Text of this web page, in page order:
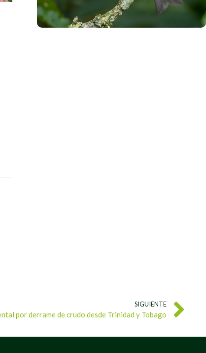
SIGUIENTE
por derrame de crudo desde Trinidad y Tobago